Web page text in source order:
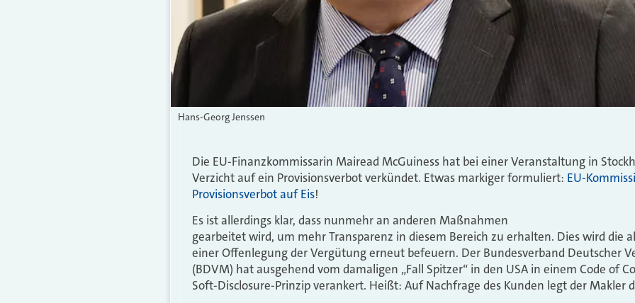
Hans-Georg Jenssen
Die EU-Finanzkommissarin Mairead McGuiness hat bei einer Veranstaltung in
Verzicht auf ein Provisionsverbot verkündet. Etwas markiger formuliert: EU-
Provisionsverbot auf Eis!
Es ist allerdings klar, dass nunmehr an anderen Maßnahmen
gearbeitet wird, um mehr Transparenz in diesem Bereich zu erhalten. Dies wird die
einer Offenlegung der Vergütung erneut befeuern. Der Bundesverband Deutscher
(BDVM) hat ausgehend vom damaligen „Fall Spitzer“ in den USA in einem Code of
Soft-Disclosure-Prinzip verankert. Heißt: Auf Nachfrage des Kunden legt der Makler